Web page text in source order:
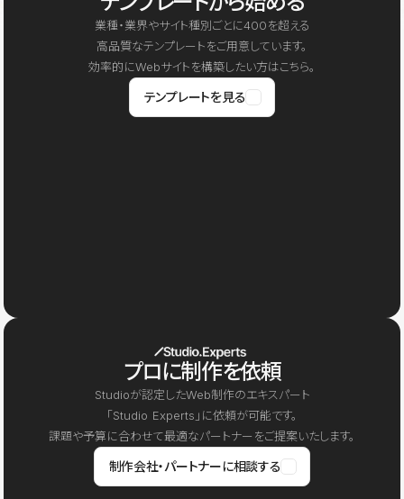
業種・業界やサイト種別ごとに400を超える
高品質なテンプレートをご用意しています。
効率的にWebサイトを構築したい方はこちら。
テンプレートを見る
プロに制作を依頼
Studioが認定したWeb制作のエキスパート
「Studio Experts」に依頼が可能です。
課題や予算に合わせて最適なパートナーをご提案いたします。
制作会社・パートナーに相談する